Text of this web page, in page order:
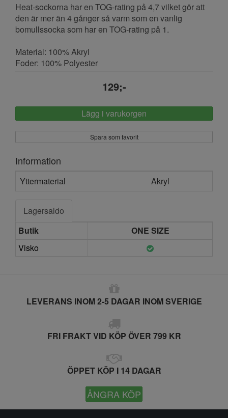
Heat-sockorna har en TOG-rating på 4,7 vilket gör att
den är mer än 4 gånger så varm som en vanlig
bomullssocka som har en TOG-rating på 1.
Material: 100% Akryl
Foder: 100% Polyester
129;-
Lägg i varukorgen
Spara som favorit
Information
Yttermaterial Akryl
Lagersaldo
Butik
ONE SIZE
Visko
LEVERANS INOM 2-5 DAGAR INOM SVERIGE
FRI FRAKT VID KÖP ÖVER 799 KR
ÖPPET KÖP I 14 DAGAR
ÅNGRA KÖP